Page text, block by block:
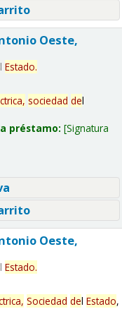
Oeste,
l Estado.
sociedad del
préstamo: Signatura
Oeste,
l Estado.
Sociedad del Estado,